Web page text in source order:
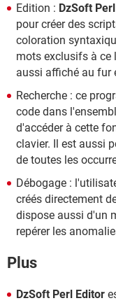
Edition : DzSoft
pour créer des
coloration
mots exclusifs à ce
aussi affiché au fur
Recherche : ce
code dans
d'accéder à cette
clavier. Il est aussi
de toutes les
Débogage :
créés directement
dispose aussi d'un
repérer les
Plus
DzSoft Perl Editor